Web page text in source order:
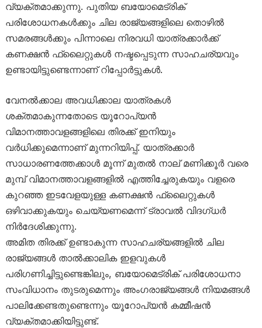
വ്യക്തമാക്കുന്നു. പുതിയ ബയോമെട്രിക്
പരിശോധനകൾക്കും ചില രാജ്യങ്ങളിലെ തൊഴിൽ
സമരങ്ങൾക്കും പിന്നാലെ നിരവധി യാത്രക്കാർക്ക്
കണക്ഷൻ ഫ്ലൈറ്റുകൾ നഷ്ടപ്പെടുന്ന സാഹചര്യവും
ഉണ്ടായിട്ടുണ്ടെന്നാണ് റിപ്പോർട്ടുകൾ.
വേനൽക്കാല അവധിക്കാല യാത്രകൾ
ശക്തമാകുന്നതോടെ യൂറോപ്യൻ
വിമാനത്താവളങ്ങളിലെ തിരക്ക് ഇനിയും
വർധിക്കുമെന്നാണ് മുന്നറിയിപ്പ്. യാത്രക്കാർ
സാധാരണത്തേക്കാൾ മൂന്ന് മുതൽ നാല് മണിക്കൂർ വരെ
മുമ്പ് വിമാനത്താവളങ്ങളിൽ എത്തിച്ചേരുകയും വളരെ
കുറഞ്ഞ ഇടവേളയുള്ള കണക്ഷൻ ഫ്ലൈറ്റുകൾ
ഒഴിവാക്കുകയും ചെയ്യണമെന്ന് ട്രാവൽ വിദഗ്ധർ
നിർദേശിക്കുന്നു.
അമിത തിരക്ക് ഉണ്ടാകുന്ന സാഹചര്യങ്ങളിൽ ചില
രാജ്യങ്ങൾ താൽക്കാലിക ഇളവുകൾ
പരിഗണിച്ചിട്ടുണ്ടെങ്കിലും, ബയോമെട്രിക് പരിശോധനാ
സംവിധാനം തുടരുമെന്നും അംഗരാജ്യങ്ങൾ നിയമങ്ങൾ
പാലിക്കേണ്ടതുണ്ടെന്നും യൂറോപ്യൻ കമ്മീഷൻ
വ്യക്തമാക്കിയിട്ടുണ്ട്.